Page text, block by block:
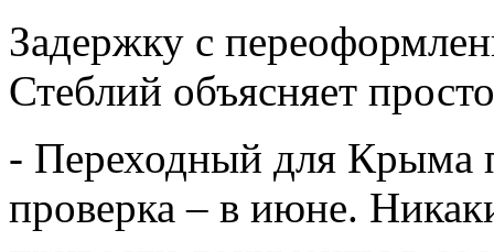
Задержку с
Стеблий объясняет
- Переходный для Крыма
проверка – в июне.